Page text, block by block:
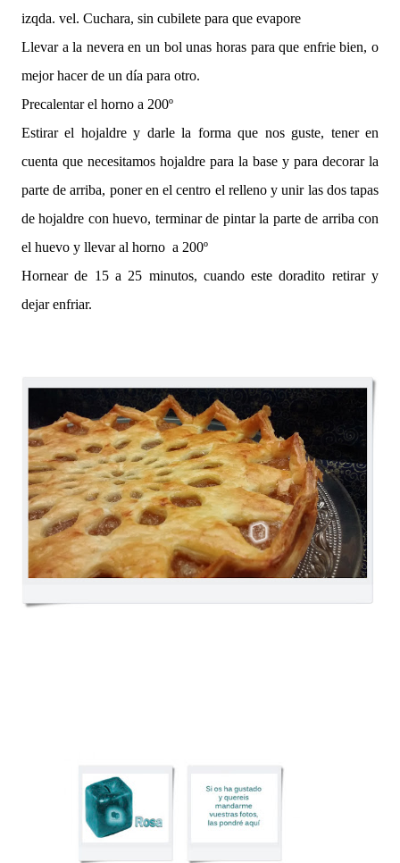
izqda. vel. Cuchara, sin cubilete para que evapore
Llevar a la nevera en un bol unas horas para que enfrie bien, o
mejor hacer de un día para otro.
Precalentar el horno a 200º
Estirar el hojaldre y darle la forma que nos guste, tener en
cuenta que necesitamos hojaldre para la base y para decorar la
parte de arriba, poner en el centro el relleno y unir las dos tapas
de hojaldre con huevo, terminar de pintar la parte de arriba con
el huevo y llevar al horno a 200º
Hornear de 15 a 25 minutos, cuando este doradito retirar y
dejar enfriar.